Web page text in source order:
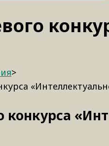
>
конкурса